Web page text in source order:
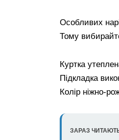
Особливих
Тому
Куртка
Підкладка
Колір ніжно-
ЗАРАЗ